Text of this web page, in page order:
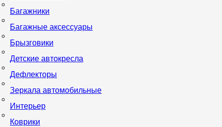
Багажники
Багажные аксессуары
Брызговики
Детские автокресла
Дефлекторы
Зеркала автомобильные
Интерьер
Коврики